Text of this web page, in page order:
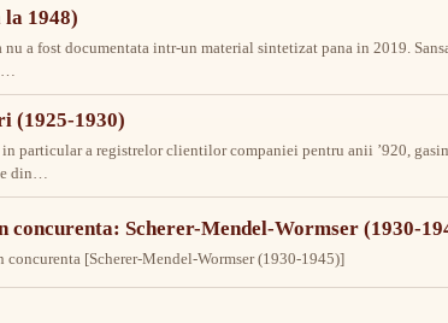
la 1948)
a fost documentata intr-un material sintetizat pana in 2019.
(1925-1930)
particular a registrelor clientilor companiei pentru anii ’920,
din…
concurenta: Scherer-Mendel-Wormser (1930-
[Scherer-Mendel-Wormser (1930-1945)]